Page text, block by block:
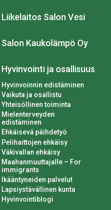
Liikelaitos Salon Vesi
Salon Kaukolämpö Oy
Hyvinvointi ja osallisuus
Hyvinvoinnin edistäminen
Vaikuta ja osallistu
Yhteisöllinen toiminta
Mielenterveyden
edistäminen
Ehkäisevä päihdetyö
Pelihaittojen ehkäisy
Väkivallan ehkäisy
Maahanmuuttajalle – For
immigrants
Ikääntyneiden palvelut
Lapsiystävällinen kunta
Hyvinvointiblogi